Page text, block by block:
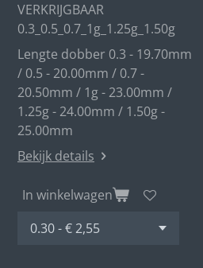
VERKRIJGBAAR
0.3_0.5_0.7_1g_1.25g_1.50g
Lengte dobber 0.3 - 19.70mm
/ 0.5 - 20.00mm / 0.7 -
20.50mm / 1g - 23.00mm /
1.25g - 24.00mm / 1.50g -
25.00mm
Bekijk details
In winkelwagen